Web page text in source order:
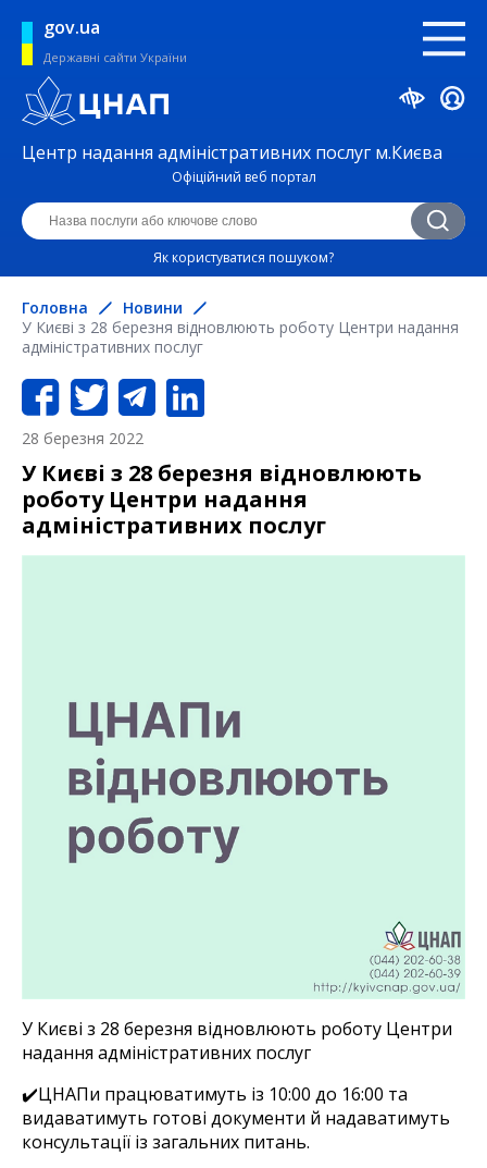
gov.ua
Державні сайти України
Центр надання адміністративних послуг м.Києва
Офіційний веб портал
Як користуватися пошуком?
Головна
Новини
У Києві з 28 березня відновлюють роботу Центри надання
адміністративних послуг
28 березня 2022
У Києві з 28 березня відновлюють
роботу Центри надання
адміністративних послуг
У Києві з 28 березня відновлюють роботу Центри
надання адміністративних послуг
✔️ЦНАПи працюватимуть із 10:00 до 16:00 та
видаватимуть готові документи й надаватимуть
консультації із загальних питань.